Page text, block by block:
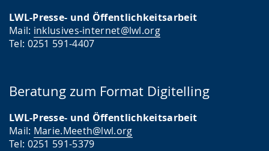
LWL-Presse- und Öffentlichkeitsarbeit
Mail: inklusives-internet@lwl.org
Tel: 0251 591-4407
Beratung zum Format Digitelling
LWL-Presse- und Öffentlichkeitsarbeit
Mail: Marie.Meeth@lwl.org
Tel: 0251 591-5379